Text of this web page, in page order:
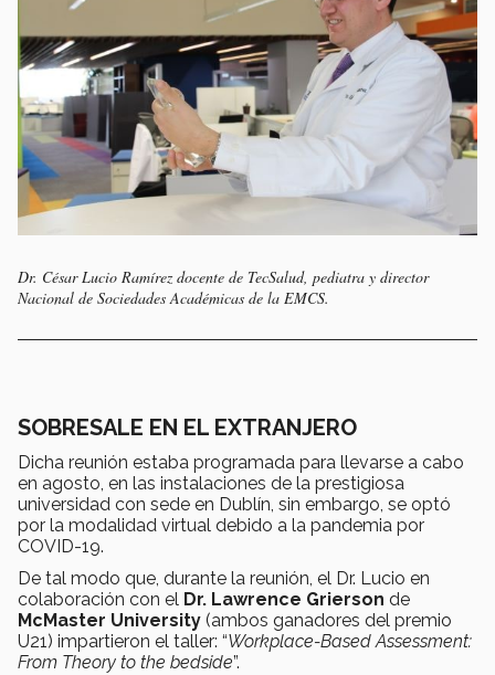
Dr. César Lucio Ramírez docente de TecSalud, pediatra y director
Nacional de Sociedades Académicas de la EMCS.
SOBRESALE EN EL EXTRANJERO
Dicha reunión estaba programada para llevarse a cabo
en agosto, en las instalaciones de la prestigiosa
universidad con sede en Dublín, sin embargo, se optó
por la modalidad virtual debido a la pandemia por
COVID-19.
De tal modo que, durante la reunión, el Dr. Lucio en
colaboración con el Dr. Lawrence Grierson de
McMaster University (ambos ganadores del premio
U21) impartieron el taller: “Workplace-Based Assessment:
From Theory to the bedside”.